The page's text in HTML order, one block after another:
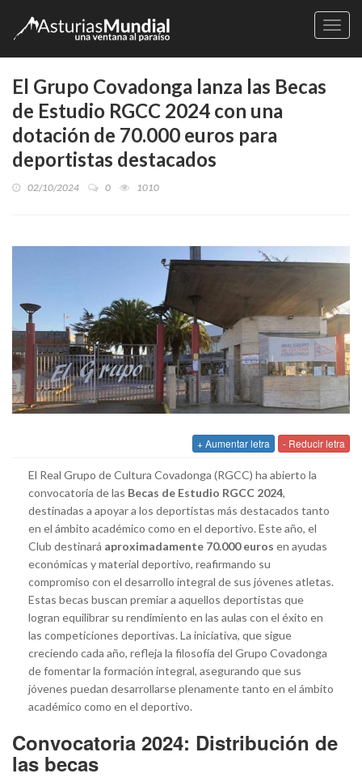
El Grupo Covadonga lanza las Becas
de Estudio RGCC 2024 con una
dotación de 70.000 euros para
deportistas destacados
02/10/2024 0 1010
+ Aumentar letra - Reducir letra
El Real Grupo de Cultura Covadonga (RGCC) ha abierto la
convocatoria de las Becas de Estudio RGCC 2024,
destinadas a apoyar a los deportistas más destacados tanto
en el ámbito académico como en el deportivo. Este año, el
Club destinará aproximadamente 70.000 euros en ayudas
económicas y material deportivo, reafirmando su
compromiso con el desarrollo integral de sus jóvenes atletas.
Estas becas buscan premiar a aquellos deportistas que
logran equilibrar su rendimiento en las aulas con el éxito en
las competiciones deportivas. La iniciativa, que sigue
creciendo cada año, refleja la filosofía del Grupo Covadonga
de fomentar la formación integral, asegurando que sus
jóvenes puedan desarrollarse plenamente tanto en el ámbito
académico como en el deportivo.
Convocatoria 2024: Distribución de
las becas